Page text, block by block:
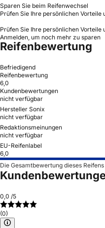
Sparen Sie beim Reifenwechsel
Prüfen Sie Ihre persönlichen
Prüfen Sie Ihre persönlichen
Anmelden, um noch mehr zu sparen
Reifenbewertung
Befriedigend
Reifenbewertung
6,0
Kundenbewertungen
nicht verfügbar
Hersteller Sonix
nicht verfügbar
Redaktionsmeinungen
nicht verfügbar
EU-Reifenlabel
6,0
Die Gesamtbewertung dieses
0,0 /5
(0)